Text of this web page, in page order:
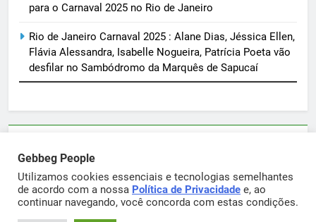
para o Carnaval 2025 no Rio de Janeiro
Rio de Janeiro Carnaval 2025 : Alane Dias, Jéssica Ellen,
Flávia Alessandra, Isabelle Nogueira, Patrícia Poeta vão
desfilar no Sambódromo da Marquês de Sapucaí
sortimentos@yahoo.com.br
Gebbeg Powered ByBlazeThemes.
Gebbeg People
Utilizamos cookies essenciais e tecnologias semelhantes
de acordo com a nossa Política de Privacidade e, ao
continuar navegando, você concorda com estas condições.